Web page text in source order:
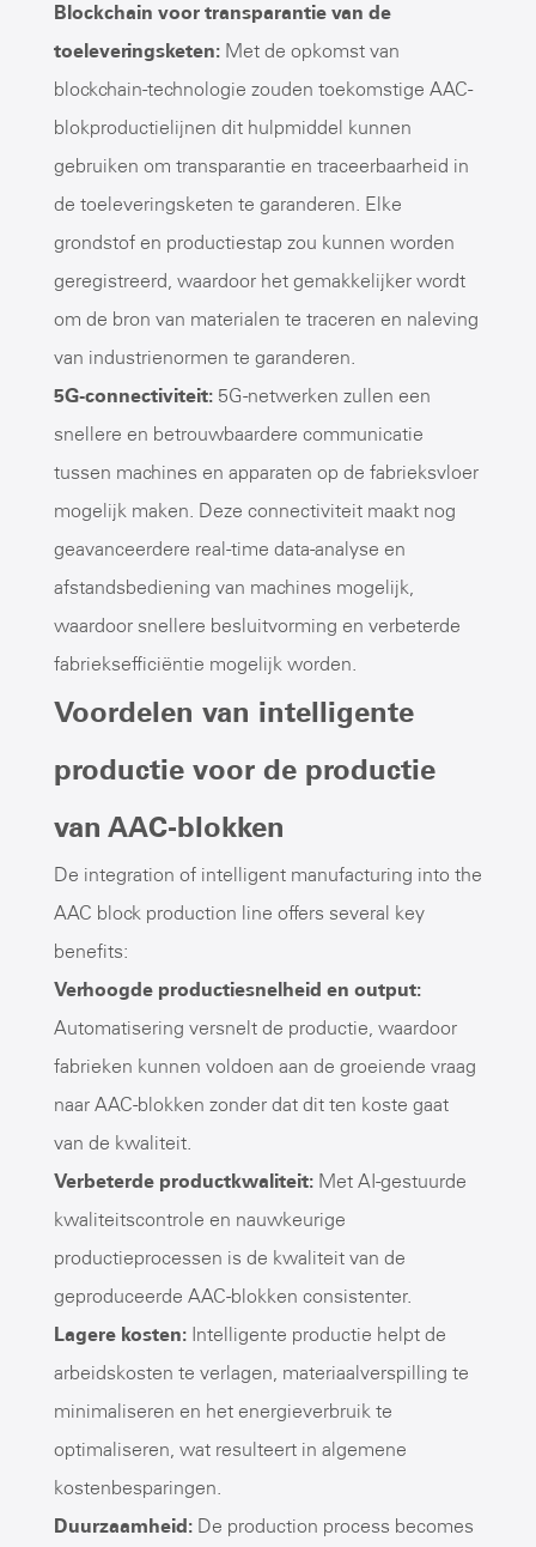
Blockchain voor transparantie van de
toeleveringsketen: Met de opkomst van
blockchain-technologie zouden toekomstige AAC-
blokproductielijnen dit hulpmiddel kunnen
gebruiken om transparantie en traceerbaarheid in
de toeleveringsketen te garanderen. Elke
grondstof en productiestap zou kunnen worden
geregistreerd, waardoor het gemakkelijker wordt
om de bron van materialen te traceren en naleving
van industrienormen te garanderen.
5G-connectiviteit: 5G-netwerken zullen een
snellere en betrouwbaardere communicatie
tussen machines en apparaten op de fabrieksvloer
mogelijk maken. Deze connectiviteit maakt nog
geavanceerdere real-time data-analyse en
afstandsbediening van machines mogelijk,
waardoor snellere besluitvorming en verbeterde
fabrieksefficiëntie mogelijk worden.
Voordelen van intelligente
productie voor de productie
van AAC-blokken
De integration of intelligent manufacturing into the
AAC block production line offers several key
benefits:
Verhoogde productiesnelheid en output:
Automatisering versnelt de productie, waardoor
fabrieken kunnen voldoen aan de groeiende vraag
naar AAC-blokken zonder dat dit ten koste gaat
van de kwaliteit.
Verbeterde productkwaliteit: Met AI-gestuurde
kwaliteitscontrole en nauwkeurige
productieprocessen is de kwaliteit van de
geproduceerde AAC-blokken consistenter.
Lagere kosten: Intelligente productie helpt de
arbeidskosten te verlagen, materiaalverspilling te
minimaliseren en het energieverbruik te
optimaliseren, wat resulteert in algemene
kostenbesparingen.
Duurzaamheid: De production process becomes